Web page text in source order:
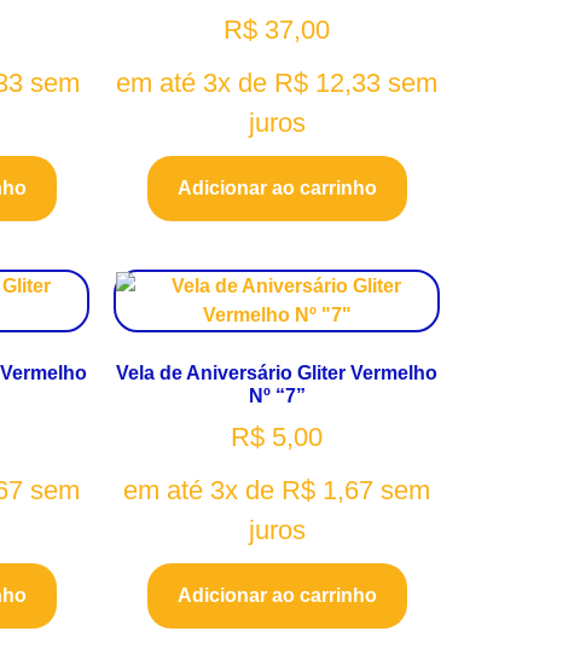
sem
R$ 37,00
em até 3x de R$ 12,33 sem
juros
Adicionar ao carrinho
sem
Vela de Aniversário Gliter Vermelho
Nº “7”
R$ 5,00
em até 3x de R$ 1,67 sem
juros
Adicionar ao carrinho